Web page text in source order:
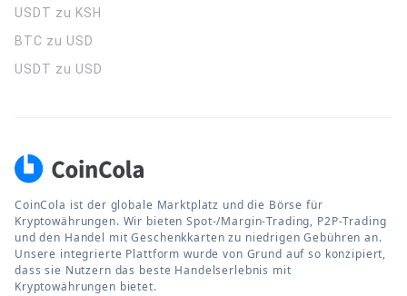
USDT zu KSH
BTC zu USD
USDT zu USD
CoinCola ist der globale Marktplatz und die Börse für
Kryptowährungen. Wir bieten Spot-/Margin-Trading, P2P-Trading
und den Handel mit Geschenkkarten zu niedrigen Gebühren an.
Unsere integrierte Plattform wurde von Grund auf so konzipiert,
dass sie Nutzern das beste Handelserlebnis mit
Kryptowährungen bietet.